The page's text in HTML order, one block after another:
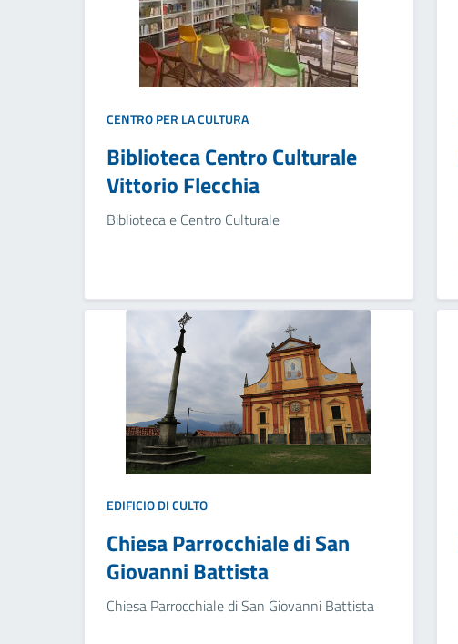
CENTRO PER LA CULTURA
Biblioteca Centro Culturale
Vittorio Flecchia
Biblioteca e Centro Culturale
EDIFICIO DI CULTO
Chiesa Parrocchiale di San
Giovanni Battista
Chiesa Parrocchiale di San Giovanni Battista